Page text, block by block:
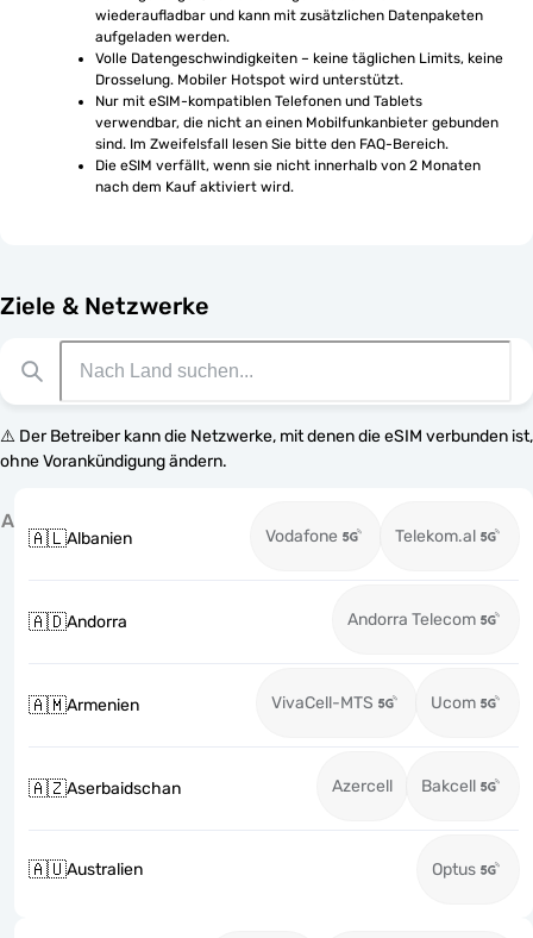
wiederaufladbar und kann mit zusätzlichen Datenpaketen
aufgeladen werden.
Volle Datengeschwindigkeiten – keine täglichen Limits, keine
Drosselung. Mobiler Hotspot wird unterstützt.
Nur mit eSIM-kompatiblen Telefonen und Tablets
verwendbar, die nicht an einen Mobilfunkanbieter gebunden
sind. Im Zweifelsfall lesen Sie bitte den FAQ-Bereich.
Die eSIM verfällt, wenn sie nicht innerhalb von 2 Monaten
nach dem Kauf aktiviert wird.
Ziele & Netzwerke
⚠️ Der Betreiber kann die Netzwerke, mit denen die eSIM verbunden ist,
ohne Vorankündigung ändern.
A
🇦🇱Albanien Vodafone Telekom.al
🇦🇩Andorra Andorra Telecom
🇦🇲Armenien VivaCell-MTS Ucom
🇦🇿Aserbaidschan Azercell Bakcell
🇦🇺Australien Optus